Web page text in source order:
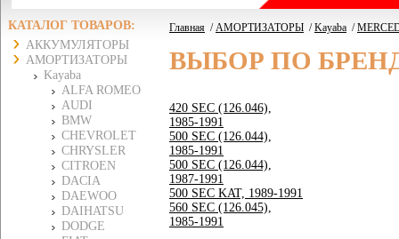
КАТАЛОГ ТОВАРОВ:
АККУМУЛЯТОРЫ
АМОРТИЗАТОРЫ
Kayaba
ALFA ROMEO
AUDI
BMW
CHEVROLET
CHRYSLER
CITROEN
DACIA
DAEWOO
DAIHATSU
DODGE
Главная /АМОРТИЗАТОРЫ /Kayaba /
ВЫБОР ПО
420 SEC (126.046),
1985-1991
500 SEC (126.044),
1985-1991
500 SEC (126.044),
1987-1991
500 SEC KAT, 1989-1991
560 SEC (126.045),
1985-1991